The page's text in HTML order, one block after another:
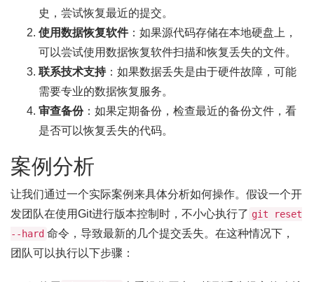
史，尝试恢复最近的提交。
使用数据恢复软件：如果源代码存储在本地硬盘上，
可以尝试使用数据恢复软件扫描和恢复丢失的文件。
联系技术支持：如果数据丢失是由于硬件故障，可能
需要专业的数据恢复服务。
审查备份：如果定期备份，检查最近的备份文件，看
是否可以恢复丢失的代码。
案例分析
让我们通过一个实际案例来具体分析如何操作。假设一个开
发团队在使用Git进行版本控制时，不小心执行了 git reset
--hard 命令，导致最新的几个提交丢失。在这种情况下，
团队可以执行以下步骤：